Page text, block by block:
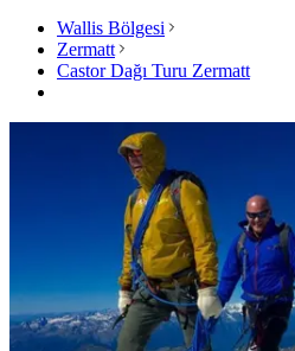
Wallis Bölgesi
Zermatt
Castor Dağı Turu Zermatt